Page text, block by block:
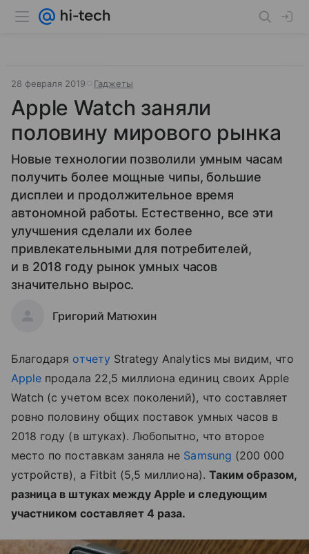
28 февраля 2019 Гаджеты
Apple Watch заняли
половину мирового рынка
Новые технологии позволили умным часам
получить более мощные чипы, большие
дисплеи и продолжительное время
автономной работы. Естественно, все эти
улучшения сделали их более
привлекательными для потребителей,
и в 2018 году рынок умных часов
значительно вырос.
Григорий Матюхин
Благодаря отчету Strategy Analytics мы видим, что
Apple продала 22,5 миллиона единиц своих Apple
Watch (с учетом всех поколений), что составляет
ровно половину общих поставок умных часов в
2018 году (в штуках). Любопытно, что второе
место по поставкам заняла не Samsung (200 000
устройств), а Fitbit (5,5 миллиона). Таким образом,
разница в штуках между Apple и следующим
участником составляет 4 раза.